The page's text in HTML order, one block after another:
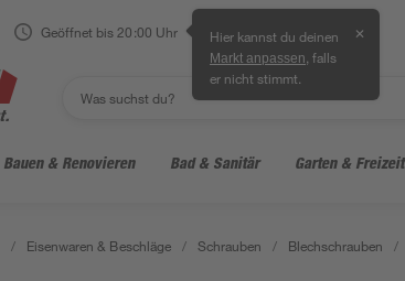
Geöffnet bis 20:00 Uhr Hier kannst du deinen
Markt anpassen , falls
er nicht stimmt.
✕
Bauen & Renovieren Bad & Sanitär Garten & Freizeit
/ Eisenwaren & Beschläge / Schrauben / Blechschrauben /